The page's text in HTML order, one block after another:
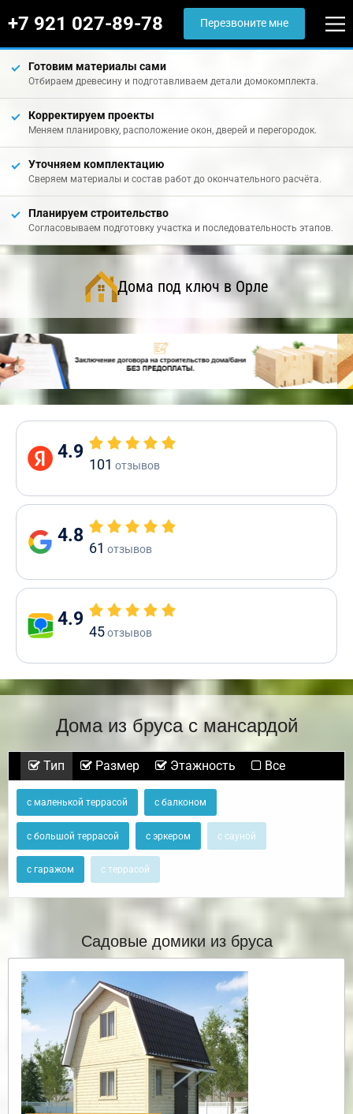
+7 921 027-89-78 Перезвоните мне
Готовим материалы сами
Отбираем древесину и подготавливаем детали домокомплекта.
Корректируем проекты
Меняем планировку, расположение окон, дверей и перегородок.
Уточняем комплектацию
Сверяем материалы и состав работ до окончательного расчёта.
Планируем строительство
Согласовываем подготовку участка и последовательность этапов.
Дома под ключ в Орле
4.9
101 отзывов
4.8
61 отзывов
4.9
45отзывов
Дома из бруса с мансардой
Тип Размер Этажность Все
с маленькой террасой с балконом
с большой террасой с эркером с сауной
с гаражом с террасой
Садовые домики из бруса